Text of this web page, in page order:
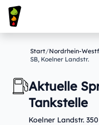
Start/Nordrhein-
SB, Koelner Landstr.
Aktuelle
Tankstelle
Koelner Landstr.